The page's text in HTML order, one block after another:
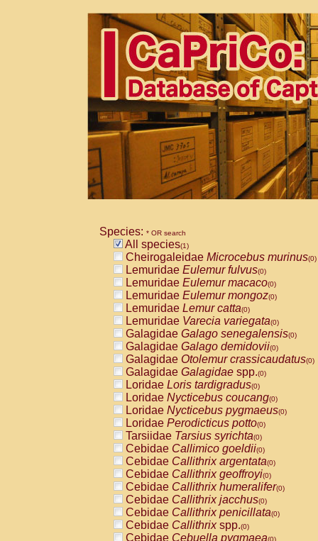
Species: * OR search
All species(1)
Cheirogaleidae Microcebus murinus(0)
Lemuridae Eulemur fulvus(0)
Lemuridae Eulemur macaco(0)
Lemuridae Eulemur mongoz(0)
Lemuridae Lemur catta(0)
Lemuridae Varecia variegata(0)
Galagidae Galago senegalensis(0)
Galagidae Galago demidovii(0)
Galagidae Otolemur crassicaudatus(0)
Galagidae Galagidae spp.(0)
Loridae Loris tardigradus(0)
Loridae Nycticebus coucang(0)
Loridae Nycticebus pygmaeus(0)
Loridae Perodicticus potto(0)
Tarsiidae Tarsius syrichta(0)
Cebidae Callimico goeldii(0)
Cebidae Callithrix argentata(0)
Cebidae Callithrix geoffroyi(0)
Cebidae Callithrix humeralifer(0)
Cebidae Callithrix jacchus(0)
Cebidae Callithrix penicillata(0)
Cebidae Callithrixspp.(0)
Cebidae Cebuella pygmaea(0)